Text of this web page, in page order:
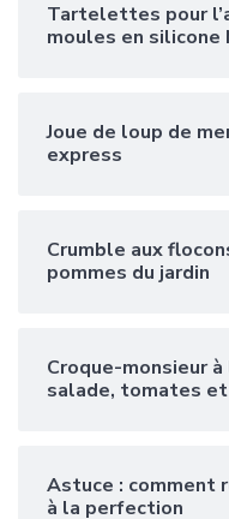
Tartelettes pour
moules en silicone
Joue de loup de
express
Crumble aux
pommes du jardin
Croque-monsieur
salade, tomates
Astuce : comment
à la perfection